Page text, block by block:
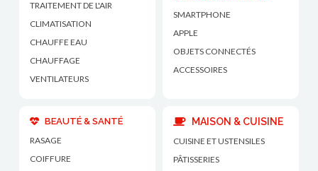
TRAITEMENT DE L'AIR
CLIMATISATION
CHAUFFE EAU
CHAUFFAGE
VENTILATEURS
SMARTPHONE
APPLE
OBJETS CONNECTÉS
ACCESSOIRES
BEAUTÉ & SANTÉ
RASAGE
COIFFURE
MAISON & CUISINE
CUISINE ET USTENSILES
PÂTISSERIES